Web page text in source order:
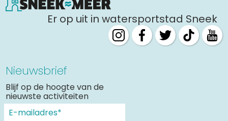
Er op uit in watersportstad Sneek
Nieuwsbrief
Blijf op de hoogte van de
nieuwste activiteiten